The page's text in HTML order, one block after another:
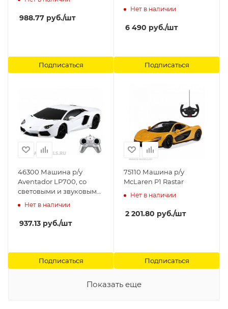
988.77 руб./шт
Подписаться
Scalextric
Нет в наличии
6 490 руб./шт
Подписаться
46300 Машина р/у
Aventador LP700, со
световыми и звуковыми
эффектами, работает на
Нет в наличии
937.13 руб./шт
Подписаться
75110 Машина р/у
McLaren P1 Rastar
Нет в наличии
2 201.80 руб./шт
Подписаться
Показать еще